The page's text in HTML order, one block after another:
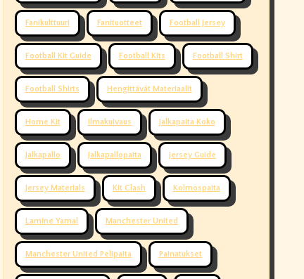
Fanikulttuuri Fanituotteet Football Jersey
Football Kit Guide Football Kits Football Shirt
Football Shirts Hengittävät Materiaalit
Home Kit Ilmakuivaus Jalkapaita Koko
Jalkapallo Jalkapallopaita Jersey Guide
Jersey Materials Kit Clash Kolmospaita
Lamine Yamal Manchester United
Manchester United Pelipaita Painatukset